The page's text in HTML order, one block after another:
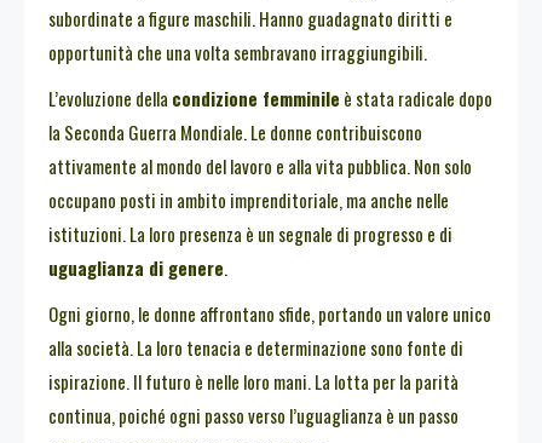
subordinate a figure maschili. Hanno guadagnato diritti e
opportunità che una volta sembravano irraggiungibili.
L’evoluzione della condizione femminile è stata radicale dopo
la Seconda Guerra Mondiale. Le donne contribuiscono
attivamente al mondo del lavoro e alla vita pubblica. Non solo
occupano posti in ambito imprenditoriale, ma anche nelle
istituzioni. La loro presenza è un segnale di progresso e di
uguaglianza di genere.
Ogni giorno, le donne affrontano sfide, portando un valore unico
alla società. La loro tenacia e determinazione sono fonte di
ispirazione. Il futuro è nelle loro mani. La lotta per la parità
continua, poiché ogni passo verso l’uguaglianza è un passo